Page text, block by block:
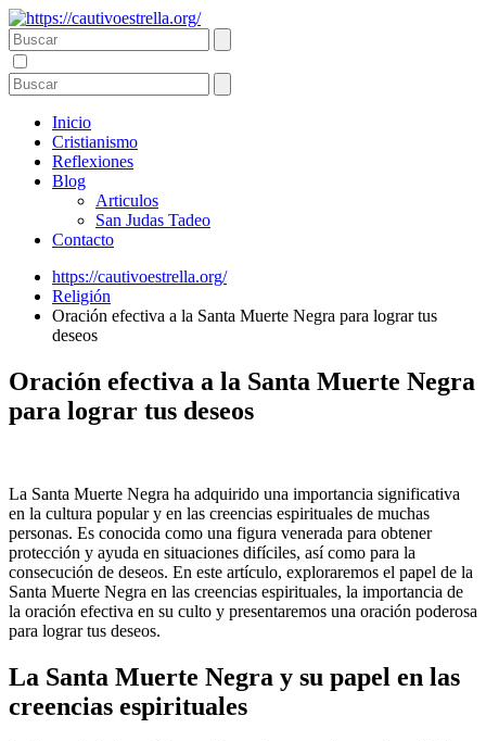
Inicio
Cristianismo
Reflexiones
Blog
Articulos
San Judas Tadeo
Contacto
https://cautivoestrella.org/
Religión
Oración efectiva a la Santa Muerte Negra para lograr tus
deseos
Oración efectiva a la Santa Muerte Negra
para lograr tus deseos
La Santa Muerte Negra ha adquirido una importancia significativa
en la cultura popular y en las creencias espirituales de muchas
personas. Es conocida como una figura venerada para obtener
protección y ayuda en situaciones difíciles, así como para la
consecución de deseos. En este artículo, exploraremos el papel de la
Santa Muerte Negra en las creencias espirituales, la importancia de
la oración efectiva en su culto y presentaremos una oración poderosa
para lograr tus deseos.
La Santa Muerte Negra y su papel en las
creencias espirituales